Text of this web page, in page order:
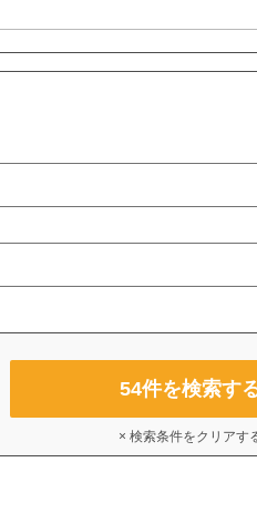
54件を検索す
× 検索条件をクリアす